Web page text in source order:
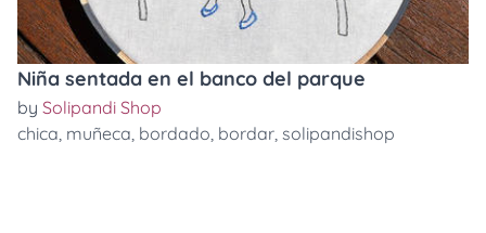
Niña sentada en el banco del parque
by Solipandi Shop
chica, muñeca, bordado, bordar, solipandishop